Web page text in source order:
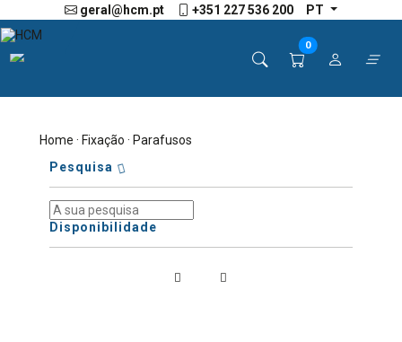
geral@hcm.pt +351 227 536 200 PT
0
Home ·Fixação · Parafusos
Pesquisa
Disponibilidade